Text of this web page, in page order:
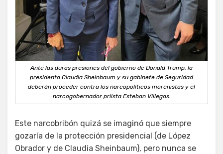
Ante las duras presiones del gobierno de Donald Trump, la
presidenta Claudia Sheinbaum y su gabinete de Seguridad
deberán proceder contra los narcopolíticos morenistas y el
narcogobernador priista Esteban Villegas.
Este narcobribón quizá se imaginó que siempre
gozaría de la protección presidencial (de López
Obrador y de Claudia Sheinbaum), pero nunca se